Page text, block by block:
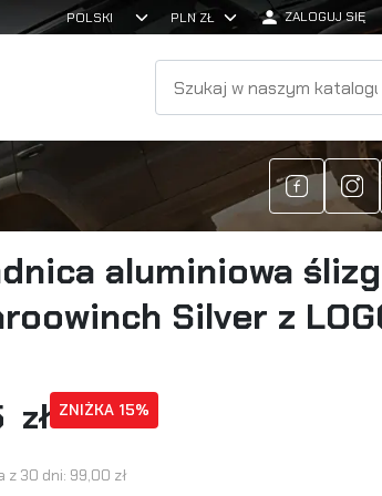
 ZALOGUJ SIĘ
aluminiowa
Silver z
zł ZNIŻKA 15%
z 30 dni: 99,00 zł